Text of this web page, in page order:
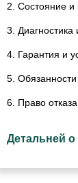
2. Состояние и
3. Диагностика
4. Гарантия и
5. Обязанности
6. Право
Детальней о